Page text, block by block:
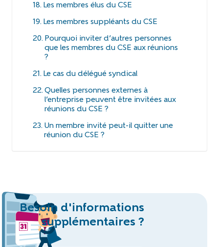
Les membres élus du CSE
Les membres suppléants du CSE
Pourquoi inviter d’autres personnes
que les membres du CSE aux réunions
?
Le cas du délégué syndical
Quelles personnes externes à
l’entreprise peuvent être invitées aux
réunions du CSE ?
Un membre invité peut-il quitter une
réunion du CSE ?
Besoin d'informations
supplémentaires ?